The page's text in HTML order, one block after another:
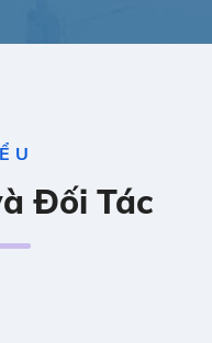
Đối Tác